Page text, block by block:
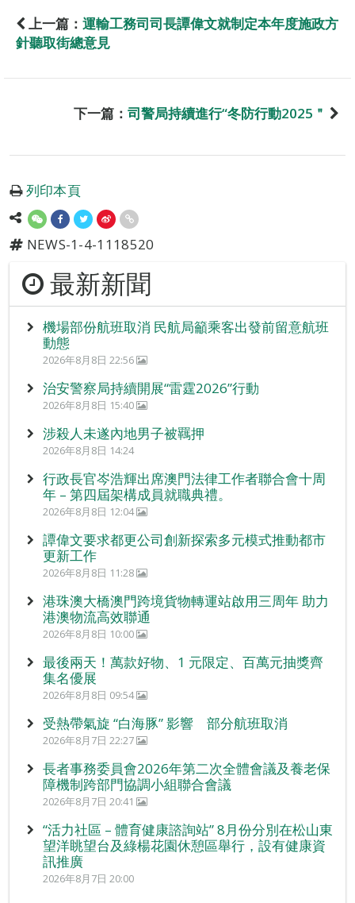
上一篇： 運輸工務司司長譚偉文就制定本年度施政方
針聽取街總意見
下一篇： 司警局持續進行“冬防行動2025＂
列印本頁
NEWS-1-4-1118520
最新新聞
機場部份航班取消 民航局籲乘客出發前留意航班
動態
2026年8月8日 22:56
治安警察局持續開展“雷霆2026”行動
2026年8月8日 15:40
涉殺人未遂內地男子被羈押
2026年8月8日 14:24
行政長官岑浩輝出席澳門法律工作者聯合會十周
年 – 第四屆架構成員就職典禮。
2026年8月8日 12:04
譚偉文要求都更公司創新探索多元模式推動都市
更新工作
2026年8月8日 11:28
港珠澳大橋澳門跨境貨物轉運站啟用三周年 助力
港澳物流高效聯通
2026年8月8日 10:00
最後兩天！萬款好物、1 元限定、百萬元抽獎齊
集名優展
2026年8月8日 09:54
受熱帶氣旋 “白海豚” 影響 部分航班取消
2026年8月7日 22:27
長者事務委員會2026年第二次全體會議及養老保
障機制跨部門協調小組聯合會議
2026年8月7日 20:41
“活力社區 – 體育健康諮詢站” 8月份分別在松山東
望洋眺望台及綠楊花園休憩區舉行，設有健康資
訊推廣
2026年8月7日 20:00